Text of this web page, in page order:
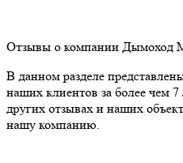
Отзывы о компании Дымоход
В данном разделе
наших клиентов за более чем
других отзывах и наших
нашу компанию.